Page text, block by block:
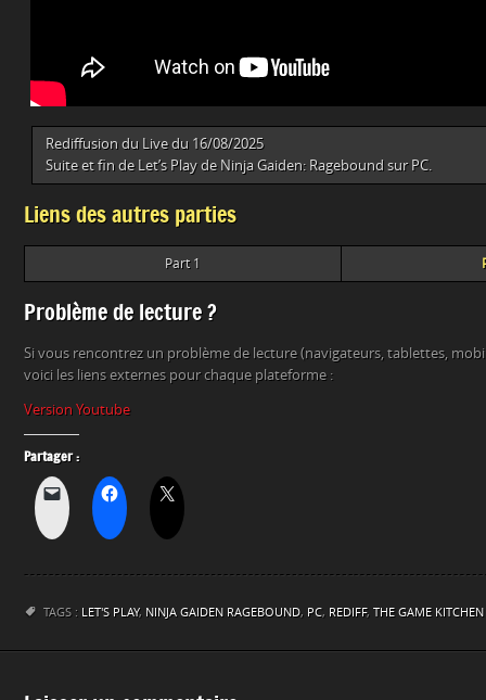
Rediffusion du Live du 16/08/2025
Suite et fin de Let’s Play de Ninja Gaiden: Ragebound sur PC.
Liens des autres parties
Part 1
Problème de lecture ?
Si vous rencontrez un problème de lecture (navigateurs, tablettes,
voici les liens externes pour chaque plateforme :
Version Youtube
Partager :
TAGS : LET'S PLAY, NINJA GAIDEN RAGEBOUND, PC, REDIFF, THE GAME KITCHEN